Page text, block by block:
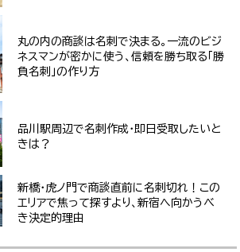
丸の内の商談は名刺で決まる。一流のビジ
ネスマンが密かに使う、信頼を勝ち取る「勝
負名刺」の作り方
品川駅周辺で名刺作成・即日受取したいと
きは？
新橋・虎ノ門で商談直前に名刺切れ！この
エリアで焦って探すより、新宿へ向かうべ
き決定的理由